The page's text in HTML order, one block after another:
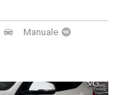
Manuale